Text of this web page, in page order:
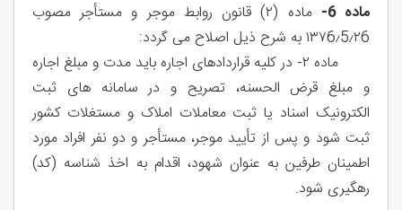
ماده 6-
ماده (۲) قانون روابط موجر و مستأجر مصوب
١٣٧6٫5٫٢6 به شرح ذیل اصلاح می گردد:
ماده ۲- در کلیه قراردادهای اجاره باید مدت و مبلغ اجاره
و مبلغ قرض الحسنه، تصريح و در سامانه های ثبت
الکترونیک اسناد یا ثبت معاملات املاک و مستغلات کشور
ثبت شود و پس از تأیید موجر، مستأجر و دو نفر افراد مورد
اطمینان طرفین به عنوان شهود، اقدام به اخذ شناسه (کد)
رهگیری شود.